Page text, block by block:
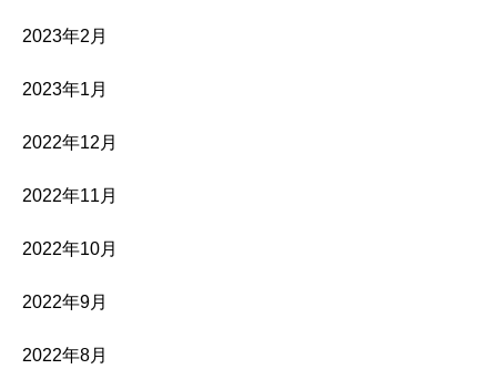
2023年2月
2023年1月
2022年12月
2022年11月
2022年10月
2022年9月
2022年8月